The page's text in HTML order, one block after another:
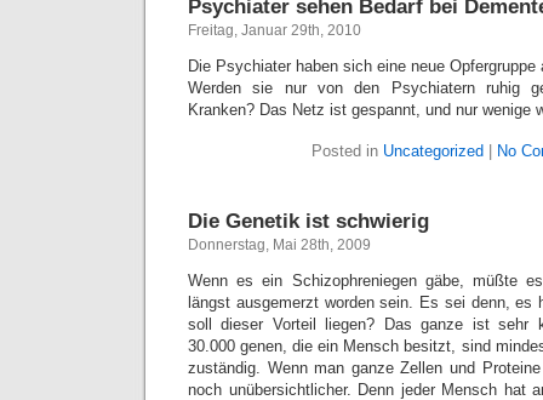
Psychiater sehen Bedarf bei
Freitag, Januar 29th, 2010
Die Psychiater haben sich eine neue
Werden sie nur von den Psychiatern ruhig
Kranken? Das Netz ist gespannt, und nur wenige
Posted in Uncategorized No
Die Genetik ist schwierig
Donnerstag, Mai 28th, 2009
Wenn es ein Schizophreniegen gäbe, müßte
längst ausgemerzt worden sein. Es sei denn, es
soll dieser Vorteil liegen? Das ganze ist sehr
30.000 genen, die ein Mensch besitzt, sind
zuständig. Wenn man ganze Zellen und
noch unübersichtlicher. Denn jeder Mensch hat